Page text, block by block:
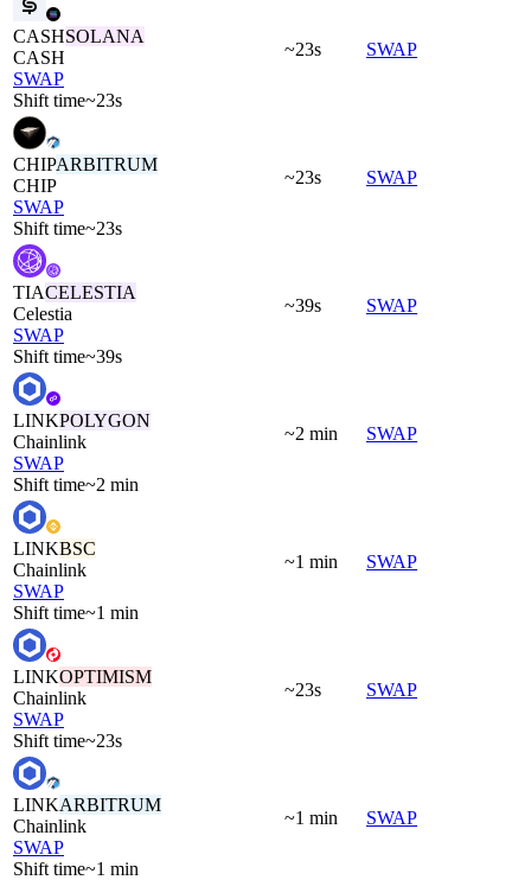
CASHSOLANA
CASH
SWAP
Shift time~23s
~23s SWAP
CHIPARBITRUM
CHIP
SWAP
Shift time~23s
~23s SWAP
TIACELESTIA
Celestia
SWAP
Shift time~39s
~39s SWAP
LINKPOLYGON
Chainlink
SWAP
Shift time~2 min
~2 min SWAP
LINKBSC
Chainlink
SWAP
Shift time~1 min
~1 min SWAP
LINKOPTIMISM
Chainlink
SWAP
Shift time~23s
~23s SWAP
LINKARBITRUM
Chainlink
SWAP
Shift time~1 min
~1 min SWAP